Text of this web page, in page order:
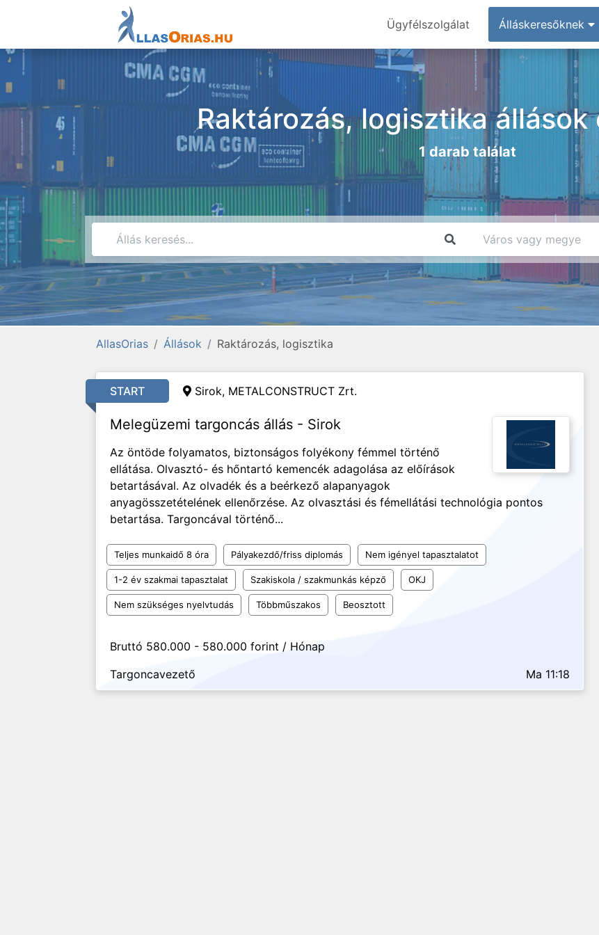
Ügyfélszolgálat Álláskeresőknek
Raktározás, logisztika állások
1 darab találat
AllasOrias Állások Raktározás, logisztika
START Sirok, METALCONSTRUCT Zrt.
Melegüzemi targoncás állás - Sirok
Az öntöde folyamatos, biztonságos folyékony fémmel történő
ellátása. Olvasztó- és hőntartó kemencék adagolása az előírások
betartásával. Az olvadék és a beérkező alapanyagok
anyagösszetételének ellenőrzése. Az olvasztási és fémellátási technológia pontos
betartása. Targoncával történő...
Teljes munkaidő 8 óra Pályakezdő/friss diplomás Nem igényel tapasztalatot
1-2 év szakmai tapasztalat Szakiskola / szakmunkás képző OKJ
Nem szükséges nyelvtudás Többműszakos Beosztott
Bruttó 580.000 - 580.000 forint / Hónap
Targoncavezető
Ma 11:18